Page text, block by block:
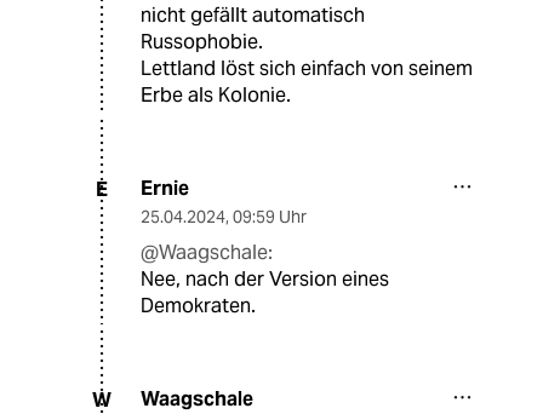
nicht gefällt automatisch
Russophobie.
Lettland löst sich einfach von seinem
Erbe als Kolonie.
E Ernie
25.04.2024, 09:59 Uhr
@Waagschale:
Nee, nach der Version eines
Demokraten.
W Waagschale